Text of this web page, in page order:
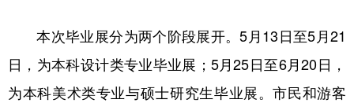
本次毕业展分为两个阶段展开。5月13日至5月21
日，为本科设计类专业毕业展；5月25日至6月20日，
为本科美术类专业与硕士研究生毕业展。市民和游客